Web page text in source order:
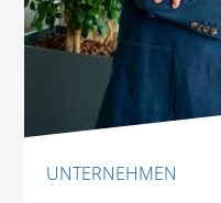
UNTERNEHMEN